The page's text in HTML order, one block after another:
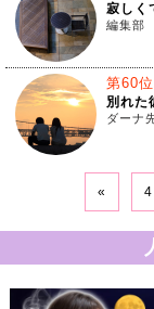
寂しく
編集部
第60位
別れた
ダーナ
« 4